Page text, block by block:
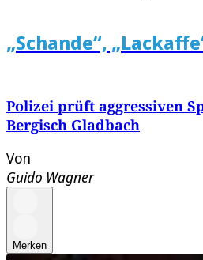
„Schande“,
Polizei prüft aggressiven
Bergisch Gladbach
Von
Guido Wagner
Merken